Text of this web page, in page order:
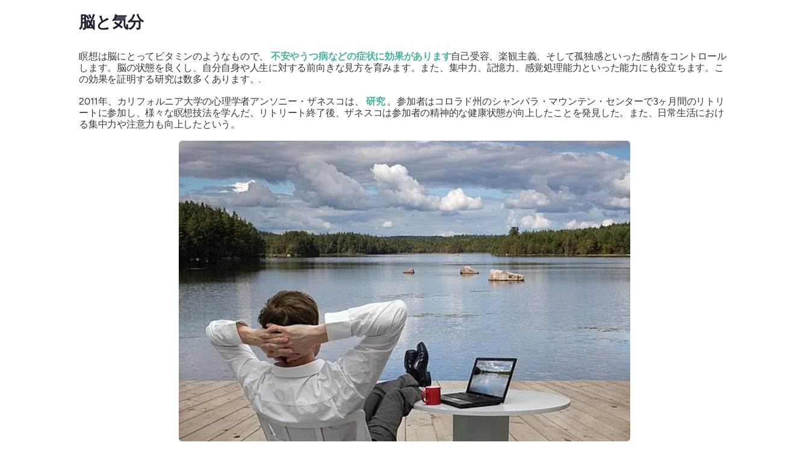
脳と気分
瞑想は脳にとってビタミンのようなもので、 不安やうつ病などの症状に効果があります自己受容、楽観主義、そして孤独感といった感情をコントロール
します。脳の状態を良くし、自分自身や人生に対する前向きな見方を育みます。また、集中力、記憶力、感覚処理能力といった能力にも役立ちます。こ
の効果を証明する研究は数多くあります。.
2011年、カリフォルニア大学の心理学者アンソニー・ザネスコは、研究。参加者はコロラド州のシャンバラ・マウンテン・センターで3ヶ月間のリトリ
ートに参加し、様々な瞑想技法を学んだ。リトリート終了後、ザネスコは参加者の精神的な健康状態が向上したことを発見した。また、日常生活におけ
る集中力や注意力も向上したという。